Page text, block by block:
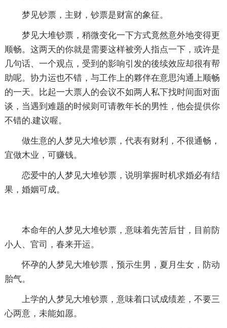
梦见钞票，主财，钞票是财富的象征。
梦见大堆钞票，稍微变化一下方式竟然意外地变得更
顺畅。这两天的你就是需要这样被旁人指点一下，或许是
几句话、一个观点，受到的影响引发的後续效应却很有帮
助呢。协力运也不错，与工作上的夥伴在意思沟通上顺畅
的一天。比起一大票人的会议不如两人私下找时间面对面
谈，当遇到难题的时候则可请教年长的男性，他会提供你
不错的.建议喔。
做生意的人梦见大堆钞票，代表有财利，不很通畅，
宜做木业，可赚钱。
恋爱中的人梦见大堆钞票，说明掌握时机求婚必有结
果，婚姻可成。
本命年的人梦见大堆钞票，意味着先苦后甘，目前防
小人、官司，春来开运。
怀孕的人梦见大堆钞票，预示生男，夏月生女，防动
胎气。
上学的人梦见大堆钞票，意味着口试成绩差，不要三
心两意，未能如愿。